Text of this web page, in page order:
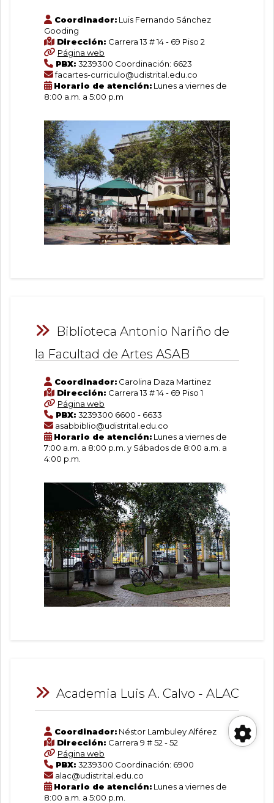
Coordinador: Luis Fernando Sánchez
Gooding
Dirección: Carrera 13 # 14 - 69 Piso 2
Página web
PBX: 3239300 Coordinación: 6623
facartes-curriculo@udistrital.edu.co
Horario de atención: Lunes a viernes de
8:00 a.m. a 5:00 p.m
Biblioteca Antonio Nariño de
la Facultad de Artes ASAB
Coordinador: Carolina Daza Martinez
Dirección: Carrera 13 # 14 - 69 Piso 1
Página web
PBX: 3239300 6600 - 6633
asabbiblio@udistrital.edu.co
Horario de atención: Lunes a viernes de
7:00 a.m. a 8:00 p.m. y Sábados de 8:00 a.m. a
4:00 p.m.
Academia Luis A. Calvo - ALAC
Coordinador: Néstor Lambuley Alférez
Dirección: Carrera 9 # 52 - 52
Página web
PBX: 3239300 Coordinación: 6900
alac@udistrital.edu.co
Horario de atención: Lunes a viernes de
8:00 a.m. a 5:00 p.m.